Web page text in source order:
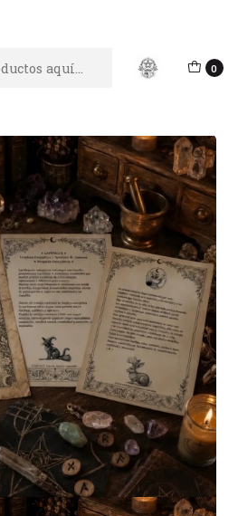
0
Libros digitales
Caminos y Prosperidad